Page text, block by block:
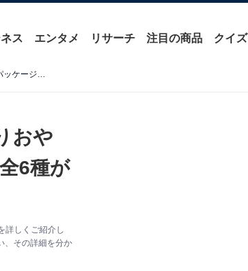
ス エンタメ リサーチ 注目の商品 クイズ
2026年6月発売！「サンリオキャラクターズ 手作りおやつチャーム ＃アイシングクッキー＆パッケージ」全6種が見逃せない【最新ガチャ情報】
おや
6種が
詳しくご紹介し
、その詳細を分か